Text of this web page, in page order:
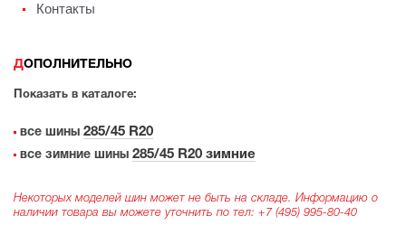
Контакты
ДОПОЛНИТЕЛЬНО
Показать в каталоге:
все шины 285/45 R20
все зимние шины 285/45 R20 зимние
Некоторых моделей шин может не быть на складе. Информацию о
наличии товара вы можете уточнить по тел: +7 (495) 995-80-40